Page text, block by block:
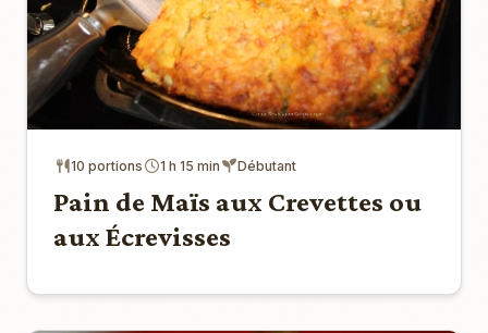
10 portions 1 h 15 min Débutant
Pain de Maïs aux Crevettes ou
aux Écrevisses